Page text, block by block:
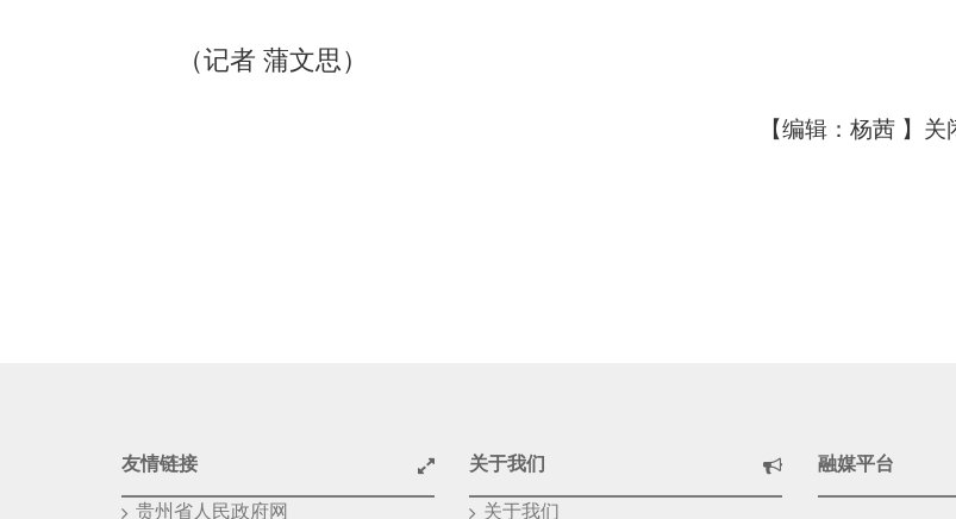
（记者 蒲文思）
【编辑：杨茜 】 关
友情链接
贵州省人民政府网
关于我们
关于我们
融媒平台